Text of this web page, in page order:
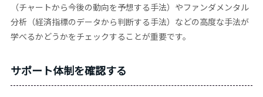
（チャートから今後の動向を予想する手法）やファンダメンタル
分析（経済指標のデータから判断する手法）などの高度な手法が
学べるかどうかをチェックすることが重要です。
サポート体制を確認する